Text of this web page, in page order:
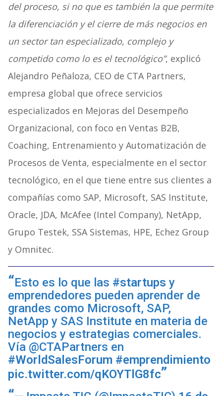
del proceso, si no que es también la que permite
la diferenciación y el cierre de más negocios en
un sector tan especializado, complejo y
competido como lo es el tecnológico”, explicó
Alejandro Peñaloza, CEO de CTA Partners,
empresa global que ofrece servicios
especializados en Mejoras del Desempeño
Organizacional, con foco en Ventas B2B,
Coaching, Entrenamiento y Automatización de
Procesos de Venta, especialmente en el sector
tecnológico, en el que tiene entre sus clientes a
compañías como SAP, Microsoft, SAS Institute,
Oracle, JDA, McAfee (Intel Company), NetApp,
Grupo Testek, SSA Sistemas, HPE, Echez Group
y Omnitec.
Esto es lo que las #startups y
emprendedores pueden aprender de
grandes como Microsoft, SAP,
NetApp y SAS Institute en materia de
negocios y estrategias comerciales.
Vía @CTAPartners en
#WorldSalesForum #emprendimiento
pic.twitter.com/qKOYTlG8fc